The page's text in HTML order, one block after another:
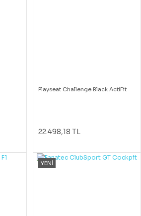
Playseat Challenge Black ActiFit
22.498,18 TL
YENİ